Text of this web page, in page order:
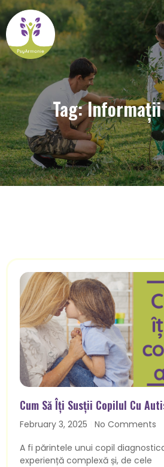
Tag:
Cum Să Îți Susții Copilul Cu
February 3, 2025
No Comments
A fi părintele unui copil
experiență complexă și, de cele